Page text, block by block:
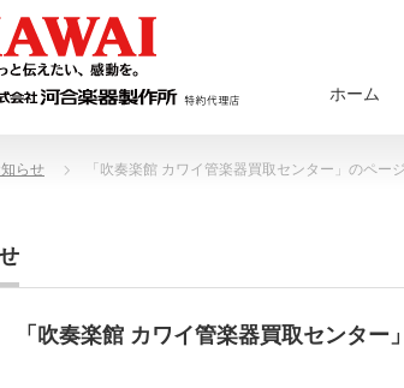
ホーム
らせ 「吹奏楽館 カワイ管楽器買取センター」のペー
「吹奏楽館 カワイ管楽器買取センター